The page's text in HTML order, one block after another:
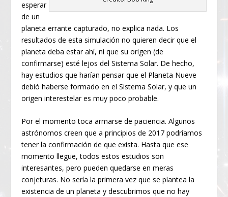
esperar
de un
planeta errante capturado, no explica nada. Los
resultados de esta simulación no quieren decir que el
planeta deba estar ahí, ni que su origen (de
confirmarse) esté lejos del Sistema Solar. De hecho,
hay estudios que harían pensar que el Planeta Nueve
debió haberse formado en el Sistema Solar, y que un
origen interestelar es muy poco probable.
Por el momento toca armarse de paciencia. Algunos
astrónomos creen que a principios de 2017 podríamos
tener la confirmación de que exista. Hasta que ese
momento llegue, todos estos estudios son
interesantes, pero pueden quedarse en meras
conjeturas. No sería la primera vez que se plantea la
existencia de un planeta y descubrimos que no hay